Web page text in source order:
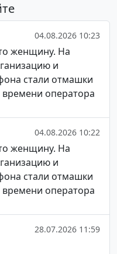
04.08.2026 10:23
женщину. На
и
стали отмашки
времени оператора
04.08.2026 10:22
женщину. На
и
стали отмашки
времени оператора
28.07.2026 11:59